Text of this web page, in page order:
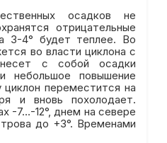
осадков не
отрицательные
3-4° будет теплее. Во
во власти циклона с
с собой осадки
повышение
переместится на
и вновь похолодает.
-7…-12°, днем на севере
до +3°. Временами